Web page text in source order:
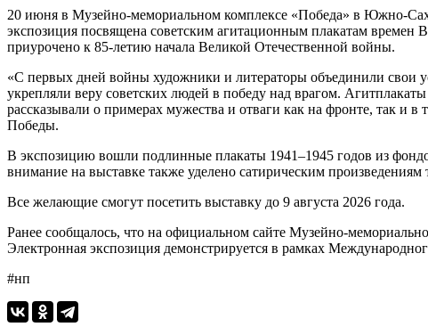
20 июня в Музейно-мемориальном комплексе «Победа» в Южно-
экспозиция посвящена советским агитационным плакатам
приурочено к 85-летию начала Великой Отечественной войны.
«С первых дней войны художники и литераторы объединили свои
укрепляли веру советских людей в победу над врагом.
рассказывали о примерах мужества и отваги как на фронте, так и
Победы.
В экспозицию вошли подлинные плакаты 1941–1945 годов из
внимание на выставке также уделено сатирическим
Все желающие смогут посетить выставку до 9 августа 2026 года.
Ранее сообщалось, что на официальном сайте Музейно-
Электронная экспозиция демонстрируется в рамках
#нп